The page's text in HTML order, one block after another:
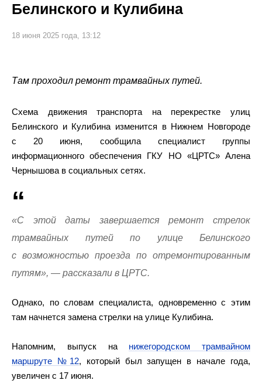
Белинского и Кулибина
18 июня 2025 года, 13:12
Там проходил ремонт трамвайных путей.
Схема движения транспорта на перекрестке улиц
Белинского и Кулибина изменится в Нижнем Новгороде
с 20 июня, сообщила специалист группы
информационного обеспечения ГКУ НО «ЦРТС» Алена
Чернышова в социальных сетях.
«С этой даты завершается ремонт стрелок
трамвайных путей по улице Белинского
с возможностью проезда по отремонтированным
путям», — рассказали в ЦРТС.
Однако, по словам специалиста, одновременно с этим
там начнется замена стрелки на улице Кулибина.
Напомним, выпуск на нижегородском трамвайном
маршруте №12, который был запущен в начале года,
увеличен с 17 июня.